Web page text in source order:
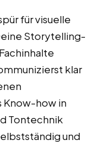
für visuelle
Storytelling-
klar
how in
Tontechnik
und